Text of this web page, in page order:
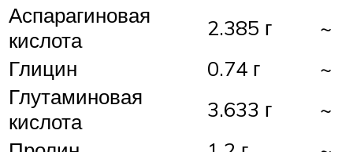
Аспарагиновая
кислота
2.385 г
~
Глицин
0.74 г
~
Глутаминовая
кислота
3.633 г
~